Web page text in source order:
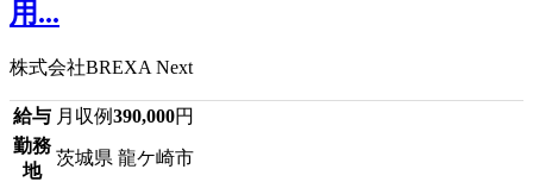
用...
株式会社BREXA Next
給与 月収例390,000円
勤務
地
茨城県 龍ケ崎市